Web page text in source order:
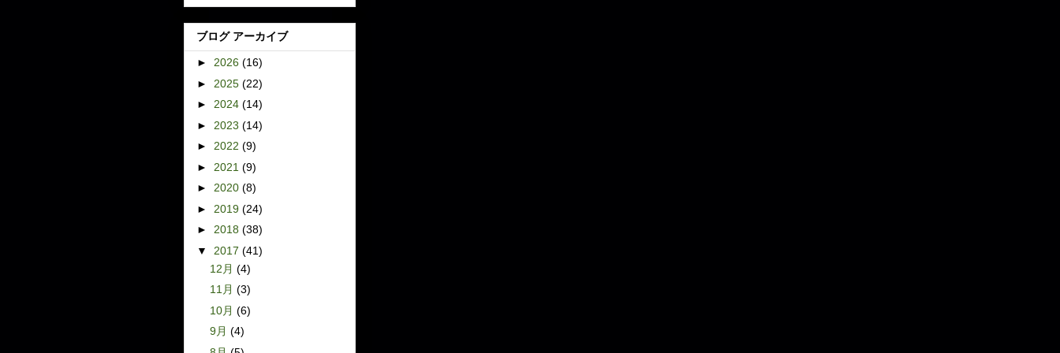
ブログ アーカイブ
► 2026 (16)
► 2025 (22)
► 2024 (14)
► 2023 (14)
► 2022 (9)
► 2021 (9)
► 2020 (8)
► 2019 (24)
► 2018 (38)
▼ 2017 (41)
12月 (4)
11月 (3)
10月 (6)
9月 (4)